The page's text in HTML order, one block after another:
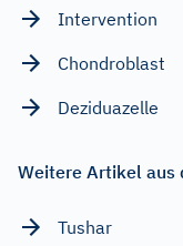
Intervention
Chondroblast
Deziduazelle
Weitere Artikel aus
Tushar